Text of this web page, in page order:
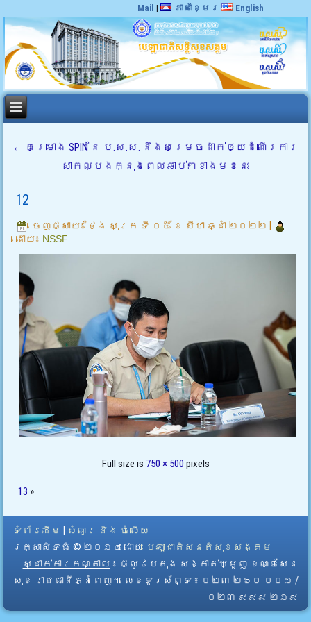
Mail | ភាសាខ្មែរ English
← គម្រោង SPIN នៃ ប.ស.ស. នឹងសម្រេចដាក់ឲ្យដំណើរការ
សាកល្បងក្នុងពេលឆាប់ៗខាងមុខនេះ
12
ចេញផ្សាយ៖ ថ្ងៃ សុក្រ ទី ០៥ ខែ សីហា ឆ្នាំ ២០២២
ដោយ៖ NSSF
Full size is 750 × 500 pixels
13 »
ទំព័រដើម
សំណួរ និង ចំលើយ
រក្សាសិទ្ធិ © ២០១៤ ដោយ​ បេឡាជាតិសន្តិសុខសង្គម
ស្នាក់ការកណ្តាល ៖ ផ្លូវបេតុង សង្កាត់ឃ្មួញ ខណ្ឌសែន
សុខ រាជធានីភ្នំពេញ។ លេខទូរស័ព្ទ ៖ ០២៣ ២៦០ ០០១ /
០២៣ ៩៩៩ ២១៩